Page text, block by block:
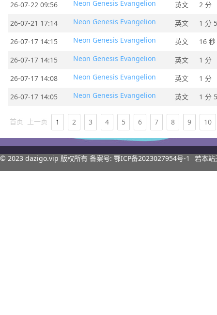
26-07-22 09:56
Neon Genesis Evangelion 英文
2 分
26-07-21 17:14
Neon Genesis Evangelion 英文
1 分
26-07-17 14:15
Neon Genesis Evangelion 英文
16 秒
26-07-17 14:15
Neon Genesis Evangelion 英文
1 分
26-07-17 14:08
Neon Genesis Evangelion 英文
1 分
26-07-17 14:05
Neon Genesis Evangelion 英文 1 分
首页 上一页 1 2 3 4 5 6 7 8 9 10
© 2023 dazigo.vip 版权所有 备案号: 鄂ICP备2023027954号-1 若本